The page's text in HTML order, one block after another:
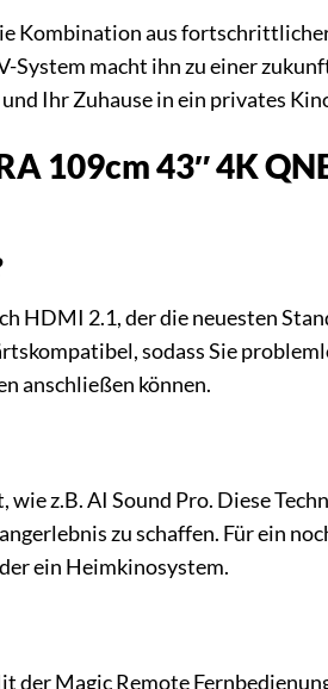
Kombination aus
macht ihn zu einer
Ihr Zuhause in ein privates
109cm 43″ 4K
HDMI 2.1, der die neuesten
sodass Sie
anschließen können.
z.B. AI Sound Pro. Diese
zu schaffen. Für ein
ein Heimkinosystem.
der Magic Remote